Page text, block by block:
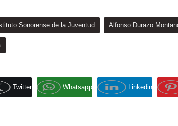
Sonorense de la Juventud Alfonso Durazo
Twitter Whatsapp Linkedin